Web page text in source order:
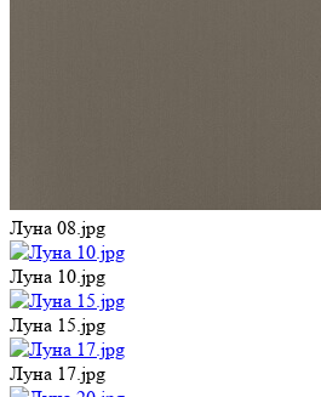
Луна 08.jpg
Луна 10.jpg
Луна 15.jpg
Луна 17.jpg